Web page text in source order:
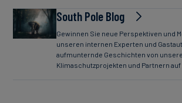
South Pole Blog
Gewinnen Sie neue Perspektiven und
unseren internen Experten und
aufmunternde Geschichten von
Klimaschutzprojekten und Partnern auf